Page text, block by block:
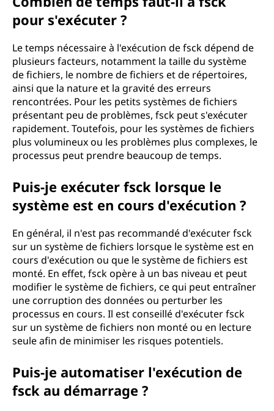
pour s'exécuter ?
Le temps nécessaire à l'exécution de fsck dépend de
plusieurs facteurs, notamment la taille du système
de fichiers, le nombre de fichiers et de répertoires,
ainsi que la nature et la gravité des erreurs
rencontrées. Pour les petits systèmes de fichiers
présentant peu de problèmes, fsck peut s'exécuter
rapidement. Toutefois, pour les systèmes de fichiers
plus volumineux ou les problèmes plus complexes, le
processus peut prendre beaucoup de temps.
Puis-je exécuter fsck lorsque le
système est en cours d'exécution ?
En général, il n'est pas recommandé d'exécuter fsck
sur un système de fichiers lorsque le système est en
cours d'exécution ou que le système de fichiers est
monté. En effet, fsck opère à un bas niveau et peut
modifier le système de fichiers, ce qui peut entraîner
une corruption des données ou perturber les
processus en cours. Il est conseillé d'exécuter fsck
sur un système de fichiers non monté ou en lecture
seule afin de minimiser les risques potentiels.
Puis-je automatiser l'exécution de
fsck au démarrage ?